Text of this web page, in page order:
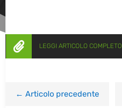
 LEGGI ARTICOLO COMPLETO
←Articolo precedente